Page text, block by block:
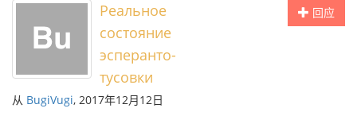
回应
Реальное
состояние
эсперанто-
тусовки
从 BugiVugi, 2017年12月12日